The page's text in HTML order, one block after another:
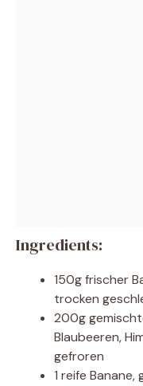
Ingredients:
150g frischer
trocken
200g
Blaubeeren,
gefroren
1 reife